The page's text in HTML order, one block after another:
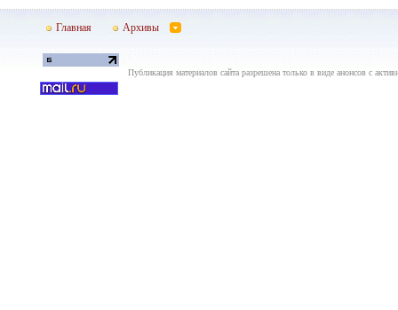
Главная Архивы
Публикация материалов сайта разрешена только в виде анонсов с